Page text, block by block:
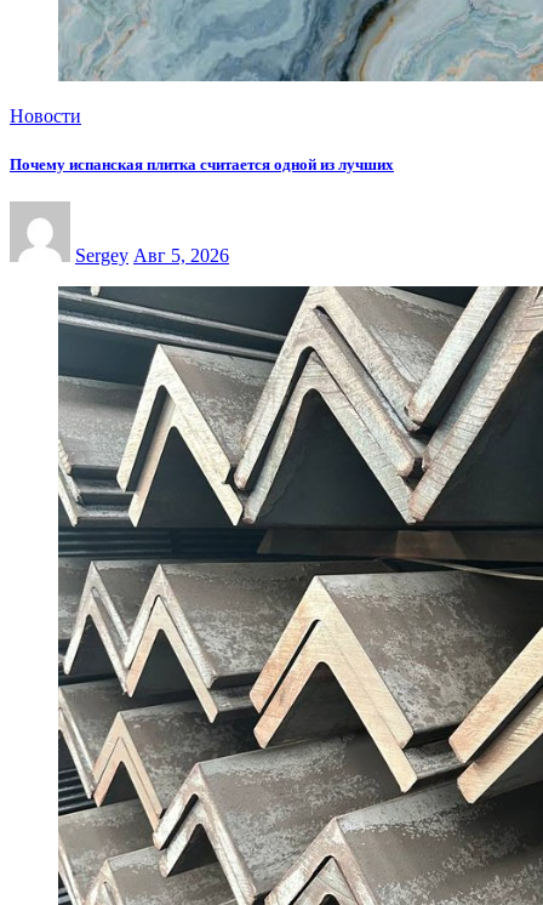
Новости
Почему испанская плитка считается одной из лучших
Sergey Авг 5, 2026